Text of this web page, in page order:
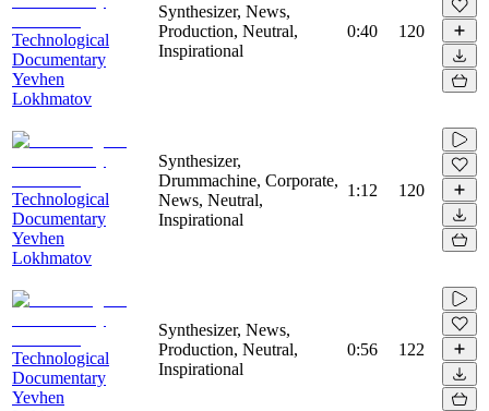
Technological
Documentary
Yevhen
Lokhmatov
Synthesizer, News,
Production, Neutral,
Inspirational
0:40 120
Technological
Documentary
Yevhen
Lokhmatov
Synthesizer,
Drummachine, Corporate,
News, Neutral,
Inspirational
1:12 120
Technological
Documentary
Yevhen
Synthesizer, News,
Production, Neutral,
Inspirational
0:56 122